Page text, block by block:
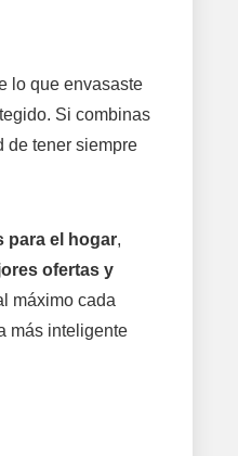
lo que envasaste
Si combinas
de tener siempre
para el hogar,
ofertas y
máximo cada
más inteligente